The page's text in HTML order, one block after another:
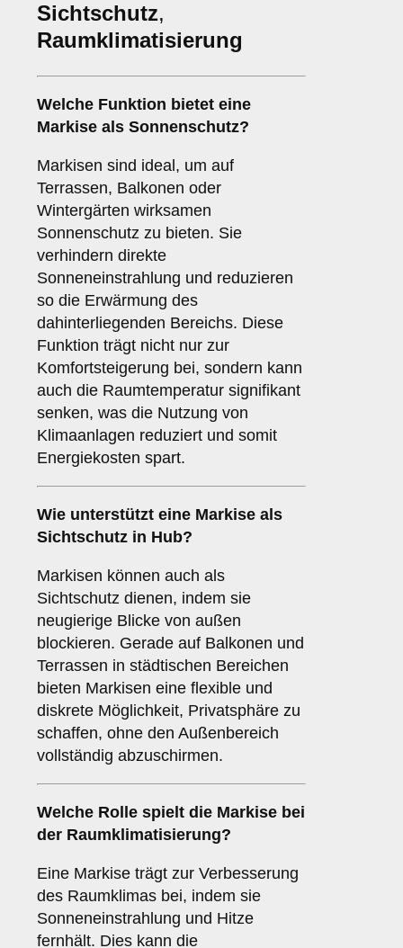
Sichtschutz,
Raumklimatisierung
Welche Funktion bietet eine
Markise als Sonnenschutz?
Markisen sind ideal, um auf
Terrassen, Balkonen oder
Wintergärten wirksamen
Sonnenschutz zu bieten. Sie
verhindern direkte
Sonneneinstrahlung und reduzieren
so die Erwärmung des
dahinterliegenden Bereichs. Diese
Funktion trägt nicht nur zur
Komfortsteigerung bei, sondern kann
auch die Raumtemperatur signifikant
senken, was die Nutzung von
Klimaanlagen reduziert und somit
Energiekosten spart.
Wie unterstützt eine Markise als
Sichtschutz in Hub?
Markisen können auch als
Sichtschutz dienen, indem sie
neugierige Blicke von außen
blockieren. Gerade auf Balkonen und
Terrassen in städtischen Bereichen
bieten Markisen eine flexible und
diskrete Möglichkeit, Privatsphäre zu
schaffen, ohne den Außenbereich
vollständig abzuschirmen.
Welche Rolle spielt die Markise bei
der Raumklimatisierung?
Eine Markise trägt zur Verbesserung
des Raumklimas bei, indem sie
Sonneneinstrahlung und Hitze
fernhält. Dies kann die